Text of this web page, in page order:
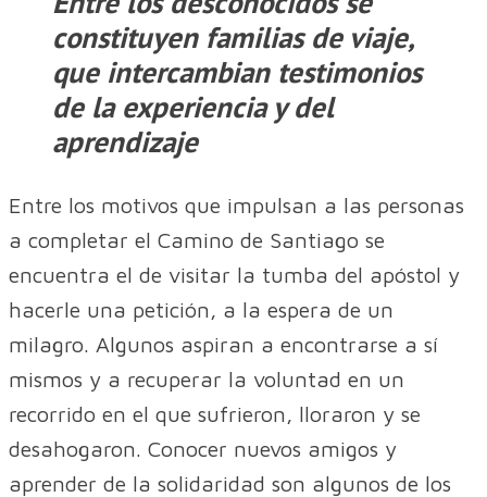
constituyen familias de viaje,
que intercambian testimonios
de la experiencia y del
aprendizaje
Entre los motivos que impulsan a las personas
a completar el Camino de Santiago se
encuentra el de visitar la tumba del apóstol y
hacerle una petición, a la espera de un
milagro. Algunos aspiran a encontrarse a sí
mismos y a recuperar la voluntad en un
recorrido en el que sufrieron, lloraron y se
desahogaron. Conocer nuevos amigos y
aprender de la solidaridad son algunos de los